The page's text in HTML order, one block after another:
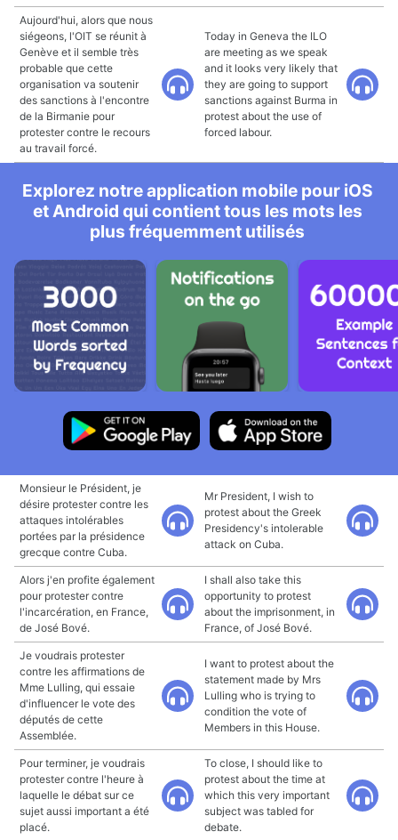
Aujourd'hui, alors que nous
siégeons, l'OIT se réunit à
Genève et il semble très
probable que cette
organisation va soutenir
des sanctions à l'encontre
de la Birmanie pour
protester contre le recours
au travail forcé.
Today in Geneva the ILO
are meeting as we speak
and it looks very likely that
they are going to support
sanctions against Burma in
protest about the use of
forced labour.
Explorez notre application mobile pour iOS
et Android qui contient tous les mots les
plus fréquemment utilisés
Monsieur le Président, je
désire protester contre les
attaques intolérables
portées par la présidence
grecque contre Cuba.
Mr President, I wish to
protest about the Greek
Presidency's intolerable
attack on Cuba.
Alors j'en profite également
pour protester contre
l'incarcération, en France,
de José Bové.
I shall also take this
opportunity to protest
about the imprisonment, in
France, of José Bové.
Je voudrais protester
contre les affirmations de
Mme Lulling, qui essaie
d'influencer le vote des
députés de cette
Assemblée.
I want to protest about the
statement made by Mrs
Lulling who is trying to
condition the vote of
Members in this House.
Pour terminer, je voudrais
protester contre l'heure à
laquelle le débat sur ce
sujet aussi important a été
placé.
To close, I should like to
protest about the time at
which this very important
subject was tabled for
debate.